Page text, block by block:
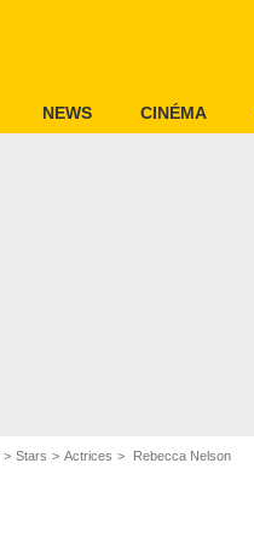
NEWS CINÉMA
Stars Actrices Rebecca Nelson